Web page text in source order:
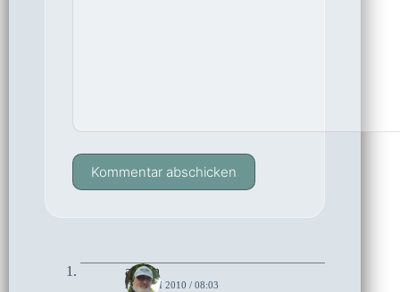
Kommentar abschicken
admin
23. JUNI 2010 / 08:03